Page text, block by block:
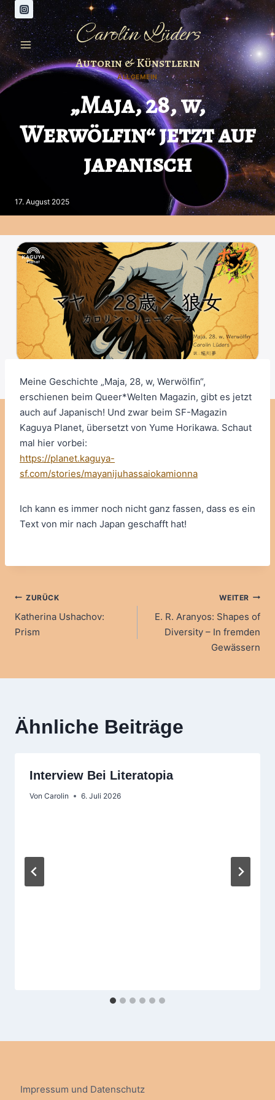
Zum
Inhalt
springen
Carolin Lüders
Autorin & Künstlerin
ALLGEMEIN
„Maja, 28, w,
Werwölfin“ jetzt auf
japanisch
17. August 2025
Meine Geschichte „Maja, 28, w, Werwölfin“,
erschienen beim Queer*Welten Magazin, gibt es jetzt
auch auf Japanisch! Und zwar beim SF-Magazin
Kaguya Planet, übersetzt von Yume Horikawa. Schaut
mal hier vorbei:
https://planet.kaguya-
sf.com/stories/mayanijuhassaiokamionna
Ich kann es immer noch nicht ganz fassen, dass es ein
Text von mir nach Japan geschafft hat!
Beitragsnavigation
ZURÜCK
Katherina Ushachov:
Prism
WEITER
E. R. Aranyos: Shapes of
Diversity – In fremden
Gewässern
Ähnliche Beiträge
Interview Bei Literatopia
Von Carolin 6. Juli 2026
Impressum und Datenschutz